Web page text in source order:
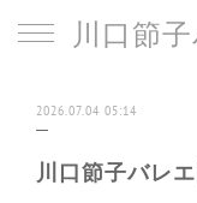
2026.07.04 05:14
川口節子バレ